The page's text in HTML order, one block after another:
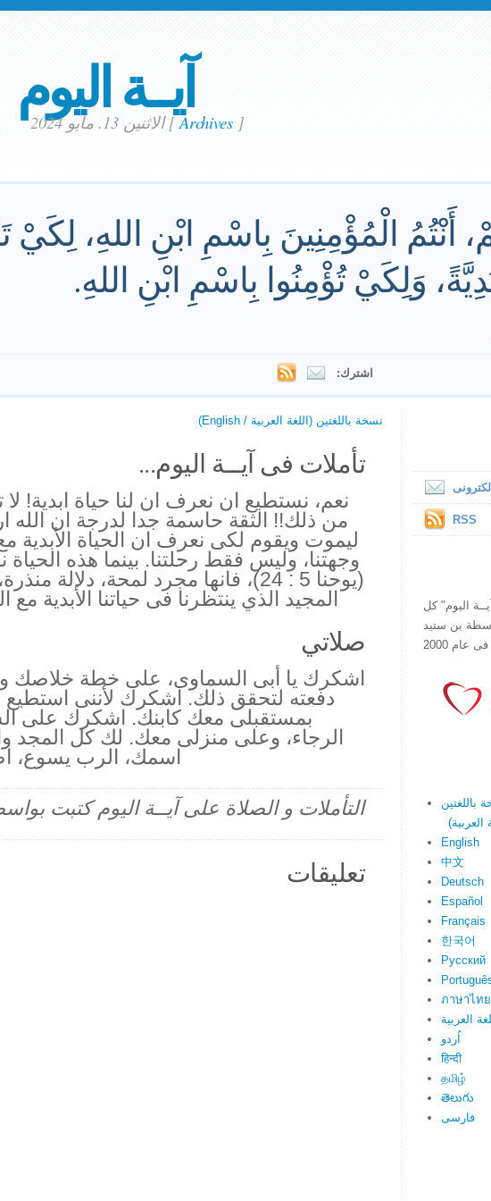
آيــة اليوم
الاثنين 13. مايو 2024[Archives]
أَنْتُمُ الْمُؤْمِنِينَ بِاسْمِ ابْنِ اللهِ، لِكَيْ
وَلِكَيْ تُؤْمِنُوا بِاسْمِ ابْنِ اللهِ.
اشترك:
نسخة باللغتين (اللغة العربية / English)
تأملات فى آيــة اليوم...
نعم، نستطيع ان نعرف ان لنا حياة ابدية!
من ذلك!! الثقة حاسمة جدا لدرجة ان
ليموت ويقوم لكى نعرف ان الحياة
وجهتنا، وليس فقط رحلتنا. بينما هذه الحياة
(يوحنا 5 : 24)، فانها مجرد لمحة، دلالة
المجيد الذي ينتظرنا فى حياتنا الأبدية
صلاتي
اشكرك يا أبى السماوى، على خطة خلاصك
دفعته لتحقق ذلك. اشكرك لأننى استطيع
بمستقبلى معك كابنك. اشكرك على
الرجاء، وعلى منزلى معك. لك كل المجد
اسمك، الرب يسوع،
التأملات و الصلاة على آيــة اليوم كتبت
تعليقات
RSS
يقرأ "آيــة اليوم" كل
الموقع فى عام 1998 بواسطة بن ستيد
English
中文
Deutsch
Español
Français
한국어
Русский
ภาษาไทย
العربية
اُردو
हिन्दी
தமிழ்
తెలుగు
فارسی